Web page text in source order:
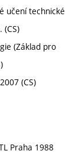
učení technické
(CS)
(Základ pro
(CS)
Praha 1988